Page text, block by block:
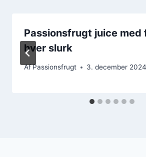
Passionsfrugt juice med
hver slurk
AfPassionsfrugt 3. december 2024